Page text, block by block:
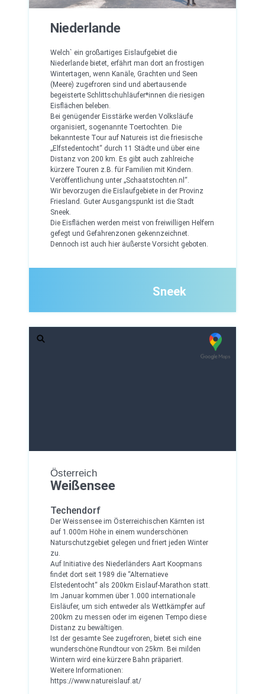
Niederlande
Welch` ein großartiges Eislaufgebiet die
Niederlande bietet, erfährt man dort an frostigen
Wintertagen, wenn Kanäle, Grachten und Seen
(Meere) zugefroren sind und abertausende
begeisterte Schlittschuhläufer*innen die riesigen
Eisflächen beleben.
Bei genügender Eisstärke werden Volksläufe
organisiert, sogenannte Toertochten. Die
bekannteste Tour auf Natureis ist die friesische
„Elfstedentocht“ durch 11 Städte und über eine
Distanz von 200 km. Es gibt auch zahlreiche
kürzere Touren z.B. für Familien mit Kindern.
Veröffentlichung unter „Schaatstochten.nl“.
Wir bevorzugen die Eislaufgebiete in der Provinz
Friesland. Guter Ausgangspunkt ist die Stadt
Sneek.
Die Eisflächen werden meist von freiwilligen Helfern
gefegt und Gefahrenzonen gekennzeichnet.
Dennoch ist auch hier äußerste Vorsicht geboten.
Sneek
Österreich
Weißensee
Techendorf
Der Weissensee im Österreichischen Kärnten ist
auf 1.000m Höhe in einem wunderschönen
Naturschutzgebiet gelegen und friert jeden Winter
zu.
Auf Initiative des Niederländers Aart Koopmans
findet dort seit 1989 die “Alternatieve
Elstedentocht“ als 200km Eislauf-Marathon statt.
Im Januar kommen über 1.000 internationale
Eisläufer, um sich entweder als Wettkämpfer auf
200km zu messen oder im eigenen Tempo diese
Distanz zu bewältigen.
Ist der gesamte See zugefroren, bietet sich eine
wunderschöne Rundtour von 25km. Bei milden
Wintern wird eine kürzere Bahn präpariert.
Weitere Informationen:
https://www.natureislauf.at/